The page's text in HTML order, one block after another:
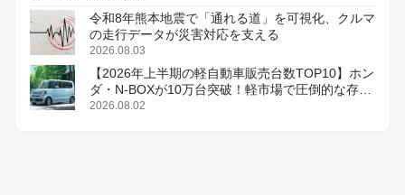
令和8年熊本地震で「通れる道」を可視化、クルマ
の走行データが災害対応を支える
2026.08.03
【2026年上半期の軽自動車販売台数TOP10】ホン
ダ・N-BOXが10万台突破！軽市場で圧倒的な存在
感
2026.08.02